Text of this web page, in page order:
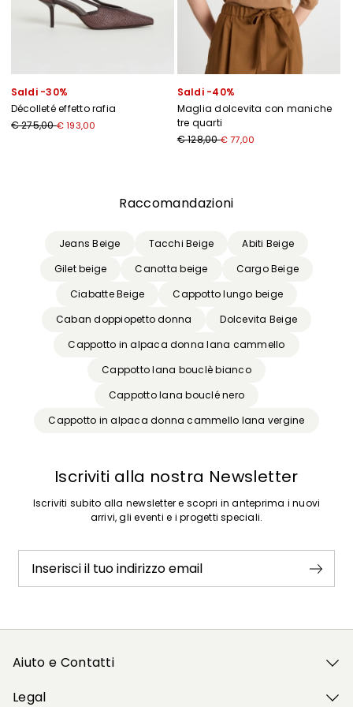
Saldi -30%
Décolleté effetto rafia
€ 275,00€ 193,00
Saldi -40%
Maglia dolcevita con maniche
tre quarti
€ 128,00€ 77,00
Raccomandazioni
Jeans Beige Tacchi Beige
Abiti Beige
Gilet beige
Canotta beige
Cargo Beige
Ciabatte Beige
Cappotto lungo beige
Caban doppiopetto donna
Dolcevita Beige
Cappotto in alpaca donna lana cammello
Cappotto lana bouclè bianco
Cappotto lana bouclé nero
Cappotto in alpaca donna cammello lana vergine
Iscriviti alla nostra Newsletter
Iscriviti subito alla newsletter e scopri in anteprima i nuovi
arrivi, gli eventi e i progetti speciali.
Inserisci il tuo indirizzo email
Aiuto e Contatti
Legal